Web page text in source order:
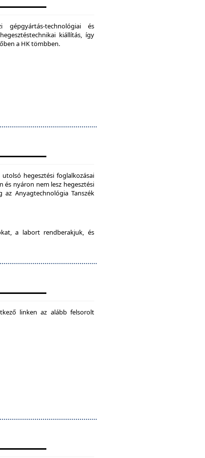
technológiai és
kiállítás, így
a HK tömbben.
hegesztési foglalkozásai
és nyáron nem lesz hegesztési
Anyagtechnológia Tanszék
a labort rendberakjuk, és
linken az alább felsorolt